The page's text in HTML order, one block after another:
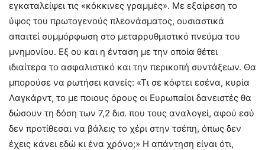
εγκαταλείψει τις «κόκκινες γραμμές». Με εξαίρεση το
ύψος του πρωτογενούς πλεονάσματος, ουσιαστικά
απαιτεί συμμόρφωση στο μεταρρυθμιστικό πνεύμα του
μνημονίου. Εξ ου και η ένταση με την οποία θέτει
ιδιαίτερα το ασφαλιστικό και την περικοπή συντάξεων. Θα
μπορούσε να ρωτήσει κανείς: «Τι σε κόφτει εσένα, κυρία
Λαγκάρντ, το με ποιους όρους οι Ευρωπαίοι δανειστές θα
δώσουν τη δόση των 7,2 δισ. που τους αναλογεί, αφού εσύ
δεν προτίθεσαι να βάλεις το χέρι στην τσέπη, όπως δεν
έχεις κάνει εδώ κι ένα χρόνο;» Η απάντηση είναι ότι,